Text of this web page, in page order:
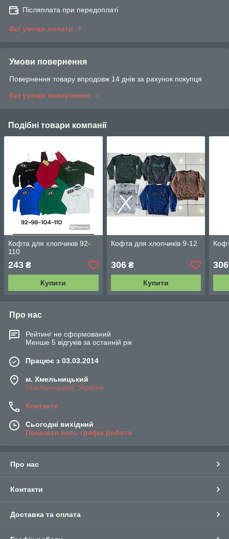
Післяплата при передоплаті
Всі умови оплати
Умови повернення
Повернення товару впродовж 14 днів за рахунок покупця
Всі умови повернення
Подібні товари компанії
Кофта для хлопчиків 92-
110
243 ₴
Купити
Кофта для хлопчиків 9-12
306₴
Купити
306
Про нас
Рейтинг не сформований
Менше 5 відгуків за останній рік
Працює з 03.03.2014
м. Хмельницький
Хмельницький, Україна
Контакти
Сьогодні вихідний
Показати весь графік роботи
Про нас
Контакти
Доставка та оплата